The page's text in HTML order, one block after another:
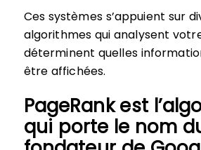
Ces systèmes s’appuient sur
algorithmes qui analysent
déterminent quelles
être affichées.
PageRank est
qui porte le nom